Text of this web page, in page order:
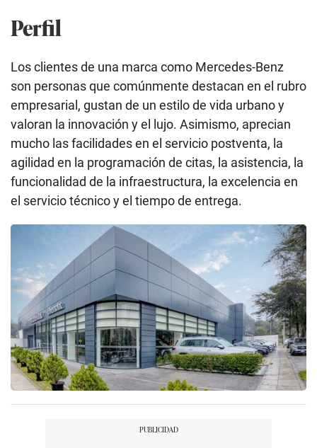
Perfil
Los clientes de una marca como Mercedes-Benz
son personas que comúnmente destacan en el rubro
empresarial, gustan de un estilo de vida urbano y
valoran la innovación y el lujo. Asimismo, aprecian
mucho las facilidades en el servicio postventa, la
agilidad en la programación de citas, la asistencia, la
funcionalidad de la infraestructura, la excelencia en
el servicio técnico y el tiempo de entrega.